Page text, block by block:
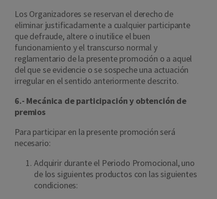
Los Organizadores se reservan el derecho de
eliminar justificadamente a cualquier participante
que defraude, altere o inutilice el buen
funcionamiento y el transcurso normal y
reglamentario de la presente promoción o a aquel
del que se evidencie o se sospeche una actuación
irregular en el sentido anteriormente descrito.
6.- Mecánica de participación y obtención de
premios
Para participar en la presente promoción será
necesario:
Adquirir durante el Periodo Promocional, uno
de los siguientes productos con las siguientes
condiciones: